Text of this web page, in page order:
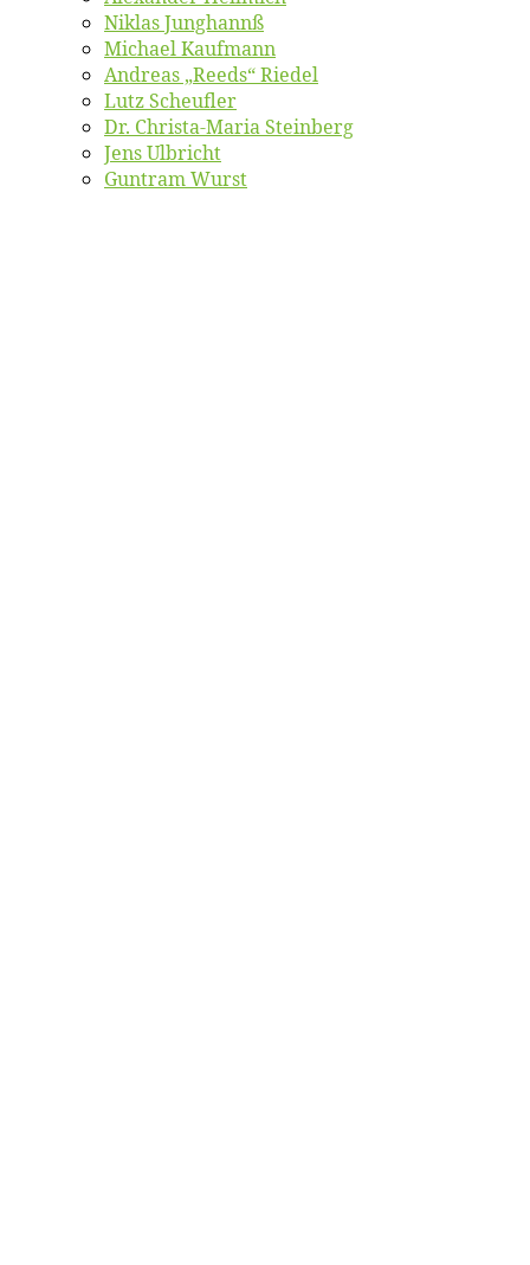
Ni­klas Junghannß
Mi­cha­el Kaufmann
An­dre­as „Reeds“ Riedel
Lutz Scheuf­ler
Dr. Chris­­ta-Ma­ria Steinberg
Jens Ulb­richt
Gun­tram Wurst